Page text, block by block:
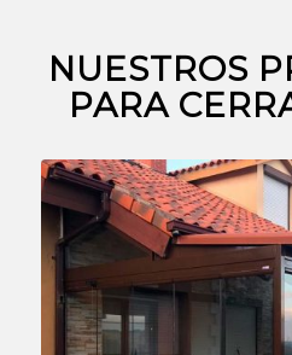
NUESTROS
PARA